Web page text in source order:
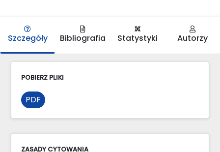
Szczegóły Bibliografia Statystyki Autorzy
POBIERZ PLIKI
PDF
ZASADY CYTOWANIA